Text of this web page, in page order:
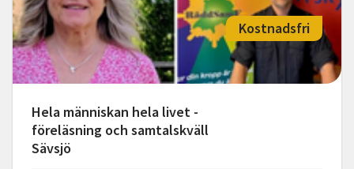
Hela människan hela livet -
föreläsning och samtalskväll
Sävsjö
Kostnadsfri